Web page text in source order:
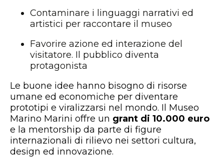
Contaminare i linguaggi narrativi ed
artistici per raccontare il museo
Favorire azione ed interazione del
visitatore. Il pubblico diventa
protagonista
Le buone idee hanno bisogno di risorse
umane ed economiche per diventare
prototipi e viralizzarsi nel mondo. Il Museo
Marino Marini offre un grant di 10.000 euro
e la mentorship da parte di figure
internazionali di rilievo nei settori cultura,
design ed innovazione.